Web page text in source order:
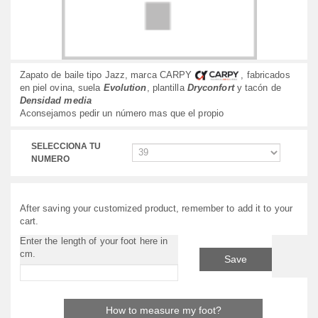
Zapato de baile tipo Jazz, marca CARPY
, fabricados
en piel ovina, suela Evolution, plantillaDryconfort y tacón de
Densidad media
Aconsejamos pedir un número mas que el propio
SELECCIONA TU
NUMERO
After saving your customized product, remember to add it to your
cart.
Enter the length of your foot here in
cm.
Save
How to measure my foot?